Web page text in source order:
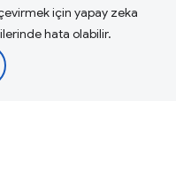
için yapay zeka
hata olabilir.